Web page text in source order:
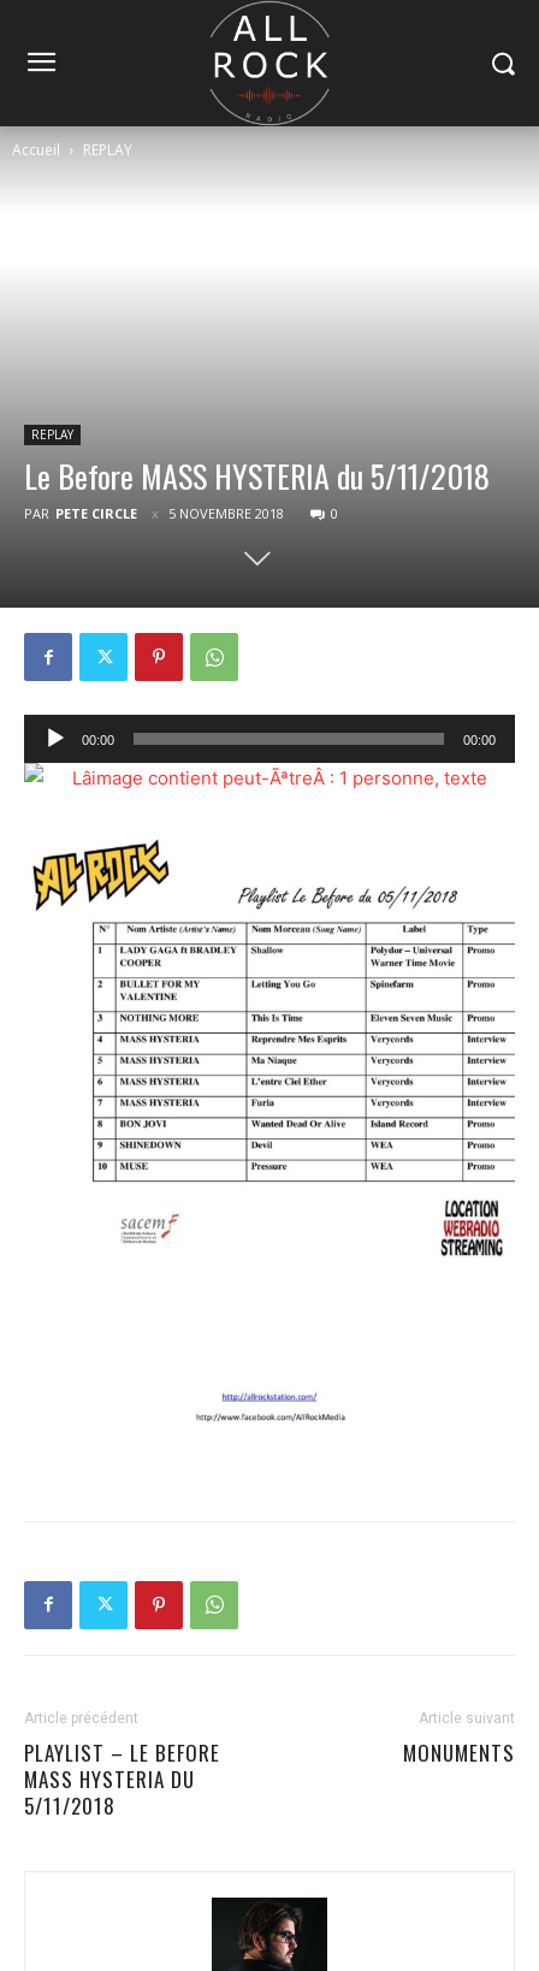
Accueil REPLAY
REPLAY
Le Before MASS HYSTERIA du 5/11/2018
PAR PETE CIRCLE 5 NOVEMBRE 2018 0
Lecteur
audio
00:00 00:00
Article précédent
PLAYLIST – LE BEFORE
MASS HYSTERIA DU
5/11/2018
Article suivant
MONUMENTS